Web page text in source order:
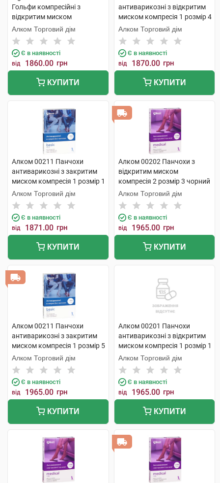
Гольфи компресійні з
відкритим миском
компресія 2 PLUS large 1
пара
Алком Торговий дім
Є в наявності
від 1860.00 грн
КУПИТИ
антиварикозні з відкритим
миском компресія 1 розмір 4
бежевий 1 пара
Алком Торговий дім
Є в наявності
від 1870.00 грн
КУПИТИ
Алком 00211 Панчохи
антиварикозні з закритим
миском компресія 1 розмір 1
чорні 1 пара
Алком Торговий дім
Є в наявності
від 1871.00 грн
КУПИТИ
Алком 00202 Панчохи з
відкритим миском
компресія 2 розмір 3 чорний
1 пара
Алком Торговий дім
Є в наявності
від 1965.00 грн
КУПИТИ
Алком 00211 Панчохи
антиварикозні з закритим
миском компресія 1 розмір 5
чорний 1 пара
Алком Торговий дім
Є в наявності
від 1965.00 грн
КУПИТИ
Алком 00201 Панчохи
антиварикозні з відкритим
миском компресія 1 розмір 1
1 шт
Алком Торговий дім
Є в наявності
від 1965.00 грн
КУПИТИ